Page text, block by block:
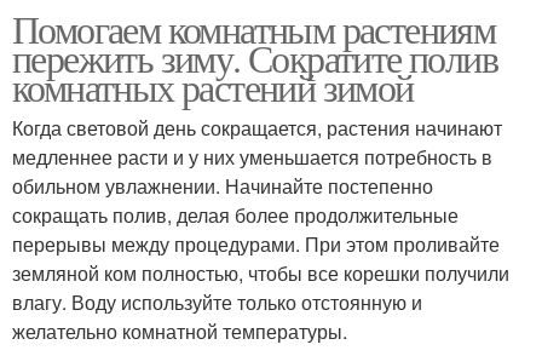
Помогаем комнатным растениям
пережить зиму. Сократите полив
комнатных растений зимой
Когда световой день сокращается, растения начинают
медленнее расти и у них уменьшается потребность в
обильном увлажнении. Начинайте постепенно
сокращать полив, делая более продолжительные
перерывы между процедурами. При этом проливайте
земляной ком полностью, чтобы все корешки получили
влагу. Воду используйте только отстоянную и
желательно комнатной температуры.